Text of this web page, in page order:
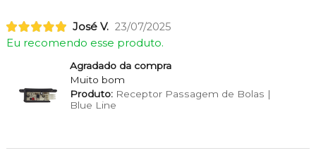
José V. 23/07/2025
Eu recomendo esse produto.
Agradado da compra
Muito bom
Produto:Receptor Passagem de Bolas |
Blue Line